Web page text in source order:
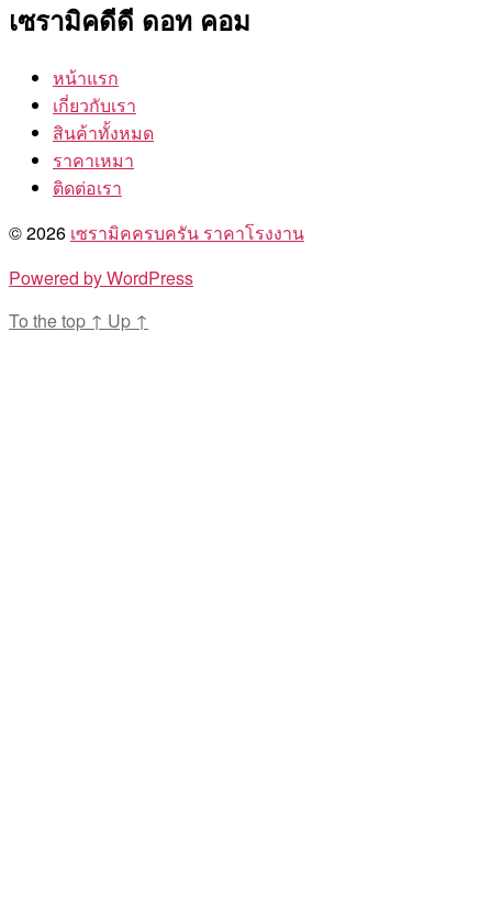
เซรามิคดีดี ดอท คอม
หน้าแรก
เกี่ยวกับเรา
สินค้าทั้งหมด
ราคาเหมา
ติดต่อเรา
© 2026 เซรามิคครบครัน ราคาโรงงาน
Powered by WordPress
To the top ↑ Up ↑